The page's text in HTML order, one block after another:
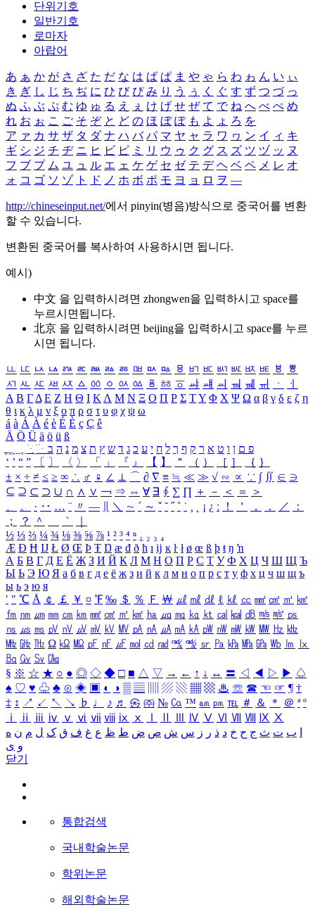
단위기호
일반기호
로마자
아랍어
あ ぁ か が さ ざ た だ な は ば ぱ ま や ゃ ら わ ゎ ん い ぃ
き ぎ し じ ち ぢ に ひ び ぴ み り う ぅ く ぐ す ず つ づ っ
ぬ ふ ぶ ぷ む ゆ ゅ る え ぇ け げ せ ぜ て で ね へ べ ぺ め
れ お ぉ こ ご そ ぞ と ど の ほ ぼ ぽ も よ ょ ろ を
ア ァ カ サ ザ タ ダ ナ ハ バ パ マ ヤ ャ ラ ワ ヮ ン イ ィ キ
ギ シ ジ チ ヂ ニ ヒ ビ ピ ミ リ ウ ゥ ク グ ス ズ ツ ヅ ッ ヌ
フ ブ プ ム ユ ュ ル エ ェ ケ ゲ セ ゼ テ デ ヘ ベ ペ メ レ オ
ォ コ ゴ ソ ゾ ト ド ノ ホ ボ ポ モ ヨ ョ ロ ヲ ―
http://chineseinput.net/에서 pinyin(병음)방식으로 중국어를 변환
할 수 있습니다.
변환된 중국어를 복사하여 사용하시면 됩니다.
예시)
中文 을 입력하시려면 zhongwen을 입력하시고 space를
누르시면됩니다.
北京 을 입력하시려면 beijing을 입력하시고 space를 누르
시면 됩니다.
ㅥ ㅦ ㅧ ㅨ ㅩ ㅪ ㅫ ㅬ ㅭ ㅮ ㅯ ㅰ ㅱ ㅲ ㅳ ㅴ ㅵ ㅶ ㅷ ㅸ
ㅹ
ㅺ ㅻ ㅼ ㅽ ㅾ ㅿ ㆀ ㆁ ㆂ ㆃ ㆄ ㆅ ㆆ ㆇ ㆈ ㆉ ㆊ ㆋ ㆌ ㆍ
ㆎ
Α Β ΓΔ Ε Ζ Η Θ Ι ΚΛ Μ Ν Ξ Ο Π Ρ Σ ΤΥ Φ Χ Ψ Ω α β γ δ ε ζ η
θ ι κ λ μ ν ξ ο π ρ σ τ υ φ χ ψ ω
á à Á À é è É È ç Ç ê
Ä Ö Ü ä ö ü ß
ִֶֹ ֻּ ׁׂ פ ם ן ו ט א ר ק ף ך ל ח י ע כ ג ד ש ץ ת צ מ נ ה ב
‘ ’ “ ” 〔 〕 〈 〉 「 」 『 』 【 】 ＂ （ ） ［ ］ ｛ ｝
± × ÷ ≠ ≤ ≥ ∞ ∴ ♂ ♀ ∠ ⊥ ⌒ ∂ ∇ ≡ ≒ ≪ ≫ √ ∽ ∝ ∵ ∫ ∬ ∈ ∋
⊆ ⊇ ⊂ ⊃ ∪ ∩ ∧ ∨ ￢ ⇒ ⇔ ∀ ∃ ∮ ∑ ∏ ＋ － ＜ ＝
＞
、
。 · ‥ … ¨ 〃 ― ＼ ∼ ´ ～ ˇ ˘ ˝ ˚ ˙ ¸ ¡ ¿ ː ！ ＇ ， ． ／
：
；
？ ＾ ｀
½ ⅓ ⅔ ¼ ¾ ⅛ ⅜ ⅝ ⅞ ¹ ² ³ ⁴ ⁿ ₁ ₂ ₃ ₄
Æ Ð Ħ Ĳ Ł Ø Œ Þ Ŧ Ŋ æ đ ð ħ ı ĳ ĸ ŀ ł ø œ ß þ ŧ ŋ ŉ
А Б В Г Д Е Ё Ж З И Й К Л М Н О П Р С Т У Ф Х Ц Ч Ш Щ Ъ
Ы Ь Э Ю Я а б в г д е ё ж з и й к л м н о п р с т у ф х ц ч ш щ ъ
ы ь э ю я
′ ″ ℃ Å ￠ ￡ ￥ ¤ ℉ ‰ ＄ ％ Ｆ ￦ ㎕ ㎖ ㎗ ℓ ㎘ ㏄ ㎣ ㎤ ㎥ ㎦
㎙ ㎚ ㎛ ㎜ ㎝ ㎞ ㎟ ㎠ ㎡ ㎢ ㏊ ㎍ ㎎ ㎏ ㏏ ㎈ ㎉ ㏈ ㎧ ㎨ ㎰
㎱ ㎲ ㎳ ㎴ ㎵ ㎶ ㎷ ㎸ ㎹ ㎀ ㎁ ㎂ ㎃ ㎄ ㎺ ㎻ ㎽ ㎾ ㎿ ㎐ ㎑
㎒ ㎓ ㎔ Ω ㏀ ㏁ ㎊ ㎋ ㎌ ㏖ ㏅ ㎭ ㎮ ㎯ ㏛ ㎩ ㎪ ㎫ ㎬ ㏝ ㏐
㏓
㏃ ㏉ ㏜ ㏆
§ ※ ☆ ★ ○ ● ◎ ◇ ◆ □ ■ △ ▽ → ← ↑ ↓ ↔ 〓 ◁ ◀ ▷ ▶ ♤
♠ ♡ ♥ ♧ ♣ ⊙ ◈ ▣ ◐ ◑ ▒ ▤ ▨ ▧ ▦ ▩ ♨ ☏ ☎ ☜ ☞ ¶ †
‡ ↕ ↗ ↙ ↖ ↘ ♭ ♩ ♪ ♬ ㉿ ㈜ № ㏇ ™ ㏂ ㏘ ℡ ＃ ＆ ＊ ＠ ª º
ⅰ
ⅱ ⅲ ⅳ ⅴ ⅵ ⅶ ⅷ ⅸ ⅹ Ⅳ Ⅴ Ⅵ Ⅶ Ⅷ Ⅸ Ⅹ
ب ت ث ج ح خ د ذ ر ز س ش ص ض ط ظ ع غ ف ق ک ل م ن ه
و ی
닫기
통합검색
국내학술논문
학위논문
해외학술논문